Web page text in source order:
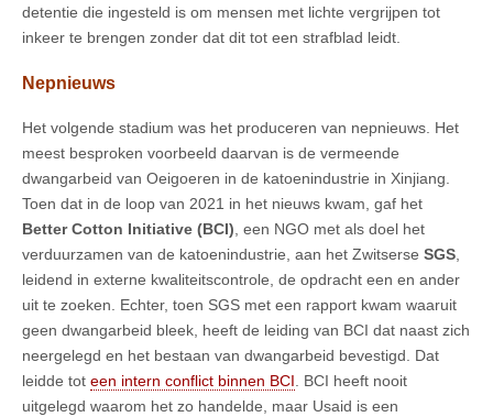
detentie die ingesteld is om mensen met lichte vergrijpen tot
inkeer te brengen zonder dat dit tot een strafblad leidt.
Nepnieuws
Het volgende stadium was het produceren van nepnieuws. Het
meest besproken voorbeeld daarvan is de vermeende
dwangarbeid van Oeigoeren in de katoenindustrie in Xinjiang.
Toen dat in de loop van 2021 in het nieuws kwam, gaf het
Better Cotton Initiative (BCI), een NGO met als doel het
verduurzamen van de katoenindustrie, aan het Zwitserse SGS,
leidend in externe kwaliteitscontrole, de opdracht een en ander
uit te zoeken. Echter, toen SGS met een rapport kwam waaruit
geen dwangarbeid bleek, heeft de leiding van BCI dat naast zich
neergelegd en het bestaan van dwangarbeid bevestigd. Dat
leidde tot een intern conflict binnen BCI. BCI heeft nooit
uitgelegd waarom het zo handelde, maar Usaid is een